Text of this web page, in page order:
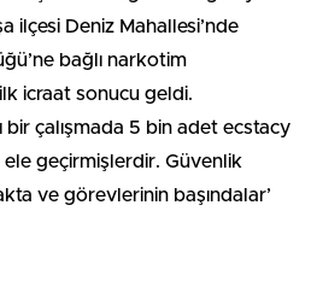
ilçesi Deniz Mahallesi’nde
bağlı narkotim
icraat sonucu geldi.
bir çalışmada 5 bin adet ecstacy
geçirmişlerdir. Güvenlik
ve görevlerinin başındalar’